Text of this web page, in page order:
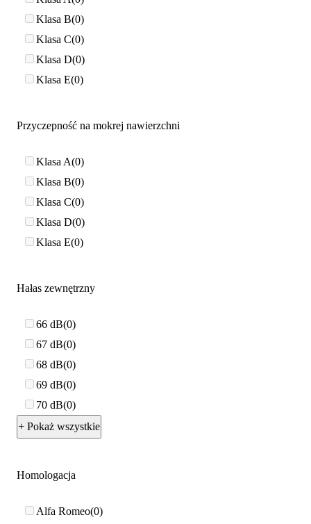
Klasa B 0
Klasa C 0
Klasa D 0
Klasa E 0
Przyczepność na mokrej nawierzchni
Klasa A 0
Klasa B 0
Klasa C 0
Klasa D 0
Klasa E 0
Hałas zewnętrzny
66 dB 0
67 dB 0
68 dB 0
69 dB 0
70 dB 0
+ Pokaż wszystkie
Homologacja
Alfa Romeo 0